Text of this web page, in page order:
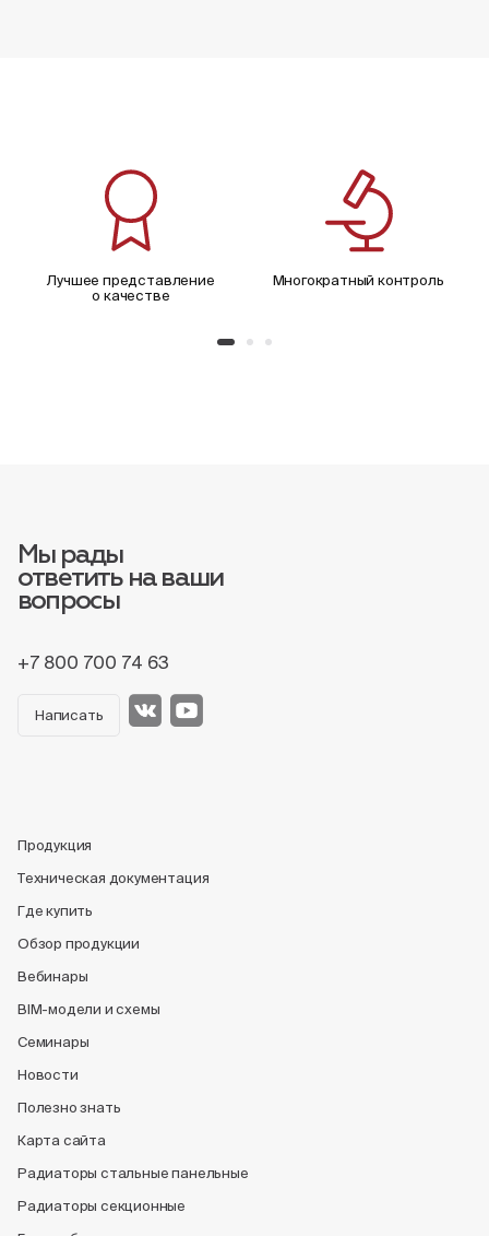
Лучшее представление
о качестве
Многократный контроль
Мы рады
ответить на ваши
вопросы
+7 800 700 74 63
Написать
Продукция
Техническая документация
Где купить
Обзор продукции
Вебинары
BIM-модели и схемы
Семинары
Новости
Полезно знать
Карта сайта
Радиаторы стальные панельные
Радиаторы секционные